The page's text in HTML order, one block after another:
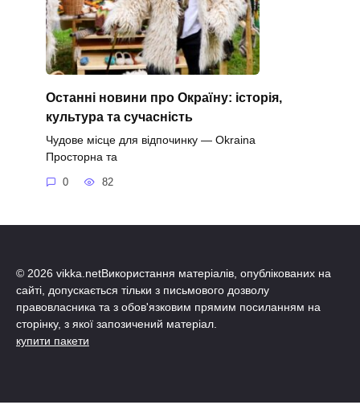
Останні новини про Окраїну: історія,
культура та сучасність
Чудове місце для відпочинку — Okraina
Просторна та
0 82
© 2026 vikka.netВикористання матеріалів, опублікованих на
сайті, допускається тільки з письмового дозволу
правовласника та з обов'язковим прямим посиланням на
сторінку, з якої запозичений матеріал.
купити пакети